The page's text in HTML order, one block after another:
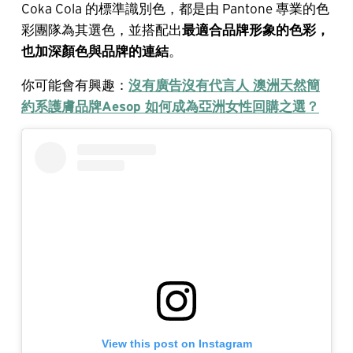
Coka Cola 的標準識別色，都是由 Pantone 專業的色
彩團隊為其選色，並搭配出最適合品牌形象的色彩，
也加深顏色與品牌的連結。
你可能會有興趣： 沒有廣告沒有代言人 澳洲天然簡
約系護膚品牌Aesop 如何成為亞洲女性回購之選？
View this post on Instagram